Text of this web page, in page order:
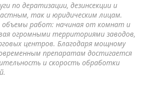
по дератизации, дезинсекции и
так и юридическим лицам.
работ: начиная от комнат и
огромными территориями заводов,
центров. Благодаря мощному
препаратам достигается
и скорость обработки